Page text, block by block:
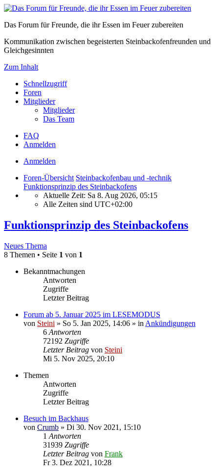
Das Forum für Freunde, die ihr Essen im Feuer zubereiten
Kommunikation zwischen begeisterten Steinbackofenfreunden und
Gleichgesinnten
Zum Inhalt
Schnellzugriff
Foren
Mitglieder
Mitglieder
Das Team
FAQ
Anmelden
Anmelden
Foren-Übersicht Steinbackofenbau und -technik
Funktionsprinzip des Steinbackofens
Aktuelle Zeit: Sa 8. Aug 2026, 05:15
Alle Zeiten sind UTC+02:00
Funktionsprinzip des Steinbackofens
Neues Thema
8 Themen • Seite 1 von 1
Bekanntmachungen
Antworten
Zugriffe
Letzter Beitrag
Forum ab 5. Januar 2025 im LESEMODUS
von Steini » So 5. Jan 2025, 14:06 » in Ankündigungen
6 Antworten
72192 Zugriffe
Letzter Beitrag von Steini
Mi 5. Nov 2025, 20:10
Themen
Antworten
Zugriffe
Letzter Beitrag
Besuch im Backhaus
von Crumb » Di 30. Nov 2021, 15:10
1 Antworten
31939 Zugriffe
Letzter Beitrag von Frank
Fr 3. Dez 2021, 10:28